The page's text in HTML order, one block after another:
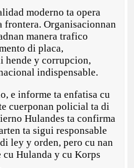
moderno ta opera
frontera. Organisacionnan
manera trafico
di placa,
hende y corrupcion,
indispensable.
e informe ta enfatisa cu
cuerponan policial ta di
Hulandes ta confirma
ta sigui responsable
ley y orden, pero cu nan
cu Hulanda y cu Korps